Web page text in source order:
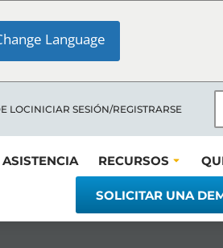
Language
LOCINICIAR SESIÓN/REGISTRARSE
ASISTENCIA RECURSOS
SOLICITAR UNA